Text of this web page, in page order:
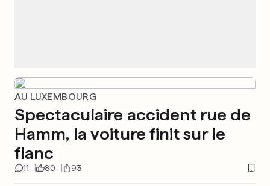
AU LUXEMBOURG
Spectaculaire accident rue de
Hamm, la voiture finit sur le
flanc
11 80 93